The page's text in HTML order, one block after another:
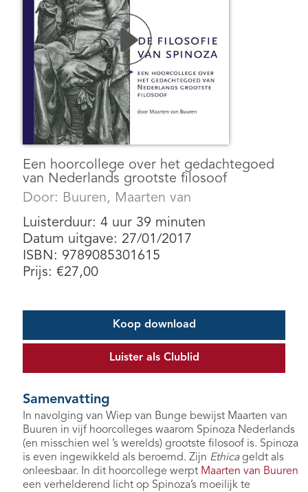
Een hoorcollege over het gedachtegoed
van Nederlands grootste filosoof
Door: Buuren, Maarten van
Luisterduur: 4 uur 39 minuten
Datum uitgave: 27/01/2017
ISBN: 9789085301615
Prijs: €27,00
Koop download
Luister als Clublid
Samenvatting
In navolging van Wiep van Bunge bewijst Maarten van
Buuren in vijf hoorcolleges waarom Spinoza Nederlands
(en misschien wel ’s werelds) grootste filosoof is. Spinoza
is even ingewikkeld als beroemd. Zijn Ethicageldt als
onleesbaar. In dit hoorcollege werpt Maarten van Buuren
een verhelderend licht op Spinoza’s moeilijk te